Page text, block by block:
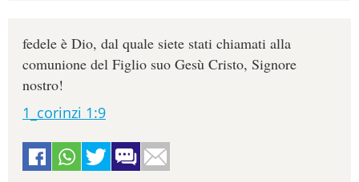
fedele è Dio, dal quale siete stati chiamati alla
comunione del Figlio suo Gesù Cristo, Signore
nostro!
1_corinzi 1:9